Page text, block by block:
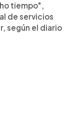
tiempo",
de servicios
según el diario